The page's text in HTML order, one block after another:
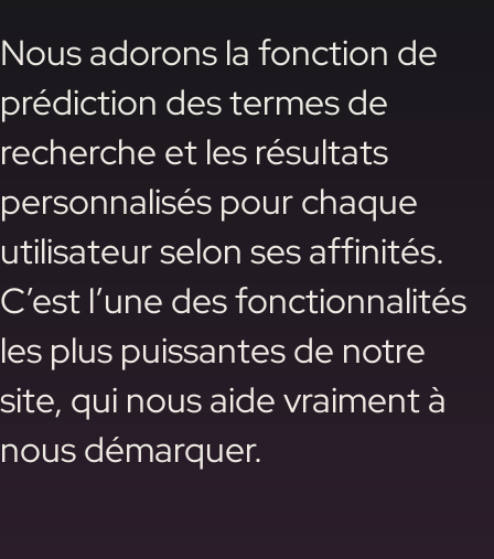
Nous adorons la fonction de
prédiction des termes de
recherche et les résultats
personnalisés pour chaque
utilisateur selon ses affinités.
C’est l’une des fonctionnalités
les plus puissantes de notre
site, qui nous aide vraiment à
nous démarquer.